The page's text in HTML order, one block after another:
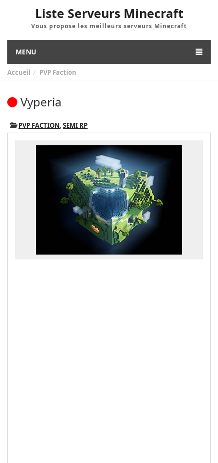
Liste Serveurs Minecraft
Vous propose les meilleurs serveurs Minecraft
MENU
Accueil PVP Faction
Vyperia
PVP FACTION,SEMI RP